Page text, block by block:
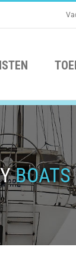
BOATS